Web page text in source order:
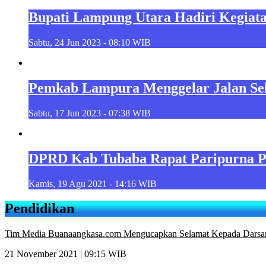
Bupati Lampung Utara Hadiri
Sabtu, 24 Jun 2023 - 08:10 WIB
Pemkab Lampura Menggelar Jalan
Sabtu, 17 Jun 2023 - 07:38 WIB
DPRD Kab Tubaba Rapat Paripurna
Kamis, 19 Agu 2021 - 14:16 WIB
Pendidikan
Tim Media Buanaangkasa.com Mengucapkan Selamat Kepada
21 November 2021 | 09:15 WIB